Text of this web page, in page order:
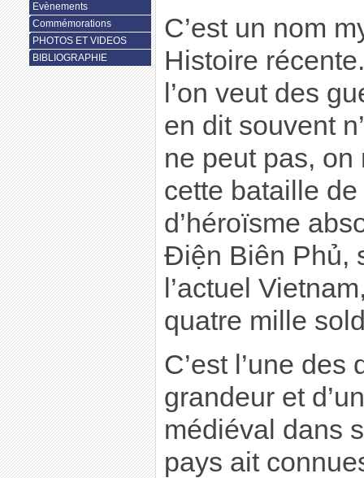
C’est un nom
Histoire
l’on veut des
en dit souvent
ne peut pas,
cette bataille
d’héroïsme
Ðiện Biên Phủ,
l’actuel
quatre mille
C’est l’une
grandeur et
médiéval dans
pays ait
Evènements
Commémorations
PHOTOS ET VIDEOS
BIBLIOGRAPHIE